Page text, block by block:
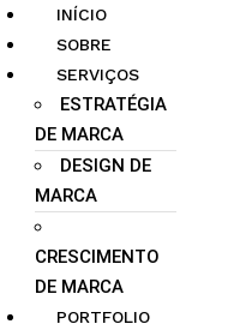
INÍCIO
SOBRE
SERVIÇOS
ESTRATÉGIA
DE MARCA
DESIGN DE
MARCA
CRESCIMENTO
DE MARCA
PORTFOLIO